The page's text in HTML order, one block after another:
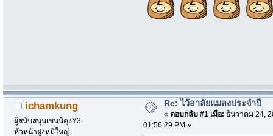
ichamkung
ผู้สนับสนุนเซนนิคุงY3
หัวหน้าฝูงหมีใหญ่
Re: ไว้อาลัยแมลงประจำปี
« ตอบกลับ #1 เมื่อ: ธันวาคม 24,
01:56:29 PM »